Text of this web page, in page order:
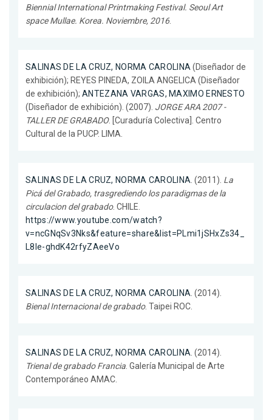
Biennial International Printmaking Festival. Seoul Art
space Mullae. Korea. Noviembre, 2016.
SALINAS DE LA CRUZ, NORMA CAROLINA(Diseñador de
exhibición); REYES PINEDA, ZOILA ANGELICA (Diseñador
de exhibición); ANTEZANA VARGAS, MAXIMO ERNESTO
(Diseñador de exhibición). (2007). JORGE ARA 2007 -
TALLER DE GRABADO. [Curaduría Colectiva]. Centro
Cultural de la PUCP. LIMA.
SALINAS DE LA CRUZ, NORMA CAROLINA. (2011). La
Picá del Grabado, trasgrediendo los paradigmas de la
circulacion del grabado. CHILE.
https://www.youtube.com/watch?
v=ncGNqSv3Nks&feature=share&list=PLmi1jSHxZs34_
L8Ie-ghdK42rfyZAeeVo
SALINAS DE LA CRUZ, NORMA CAROLINA. (2014).
Bienal Internacional de grabado. Taipei ROC.
SALINAS DE LA CRUZ, NORMA CAROLINA. (2014).
Trienal de grabado Francia. Galería Municipal de Arte
Contemporáneo AMAC.